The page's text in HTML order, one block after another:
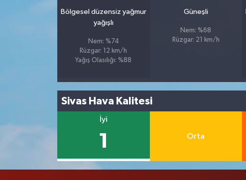
Bölgesel düzensiz yağmur
yağışlı
Nem: %74
Rüzgar: 12 km/h
Yağış Olasılığı: %88
Güneşli
Nem: %68
Rüzgar: 21 km/h
Sivas Hava Kalitesi
İyi
1 Orta